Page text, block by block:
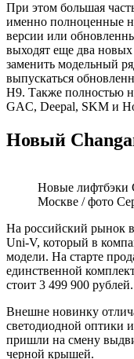
При этом большая
именно полноценные
версии или
выходят еще два
заменить модельный
выпускаться
H9. Также полностью
GAC, Deepal, SKM и
Новый
Новые лифтбэки
Москве / фото
На российский рынок
Uni-V, который в
модели. На старте
единственной
стоит 3 499 900 рублей.
Внешне новинку
светодиодной оптики
пришли на смену
черной крышей.